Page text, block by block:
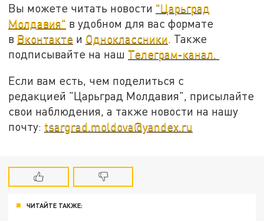
Вы можете читать новости "Царьград
Молдавия" в удобном для вас формате
в Вконтакте и Одноклассники. Также
подписывайте на наш Телеграм-канал.
Если вам есть, чем поделиться с
редакцией "Царьград Молдавия", присылайте
свои наблюдения, а также новости на нашу
почту: tsargrad.moldova@yandex.ru
ЧИТАЙТЕ ТАКЖЕ: